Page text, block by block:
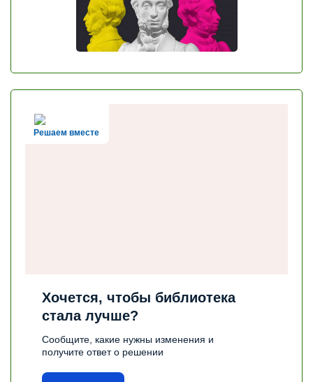
Решаем вместе
Хочется, чтобы библиотека
стала лучше?
Сообщите, какие нужны изменения и
получите ответ о решении